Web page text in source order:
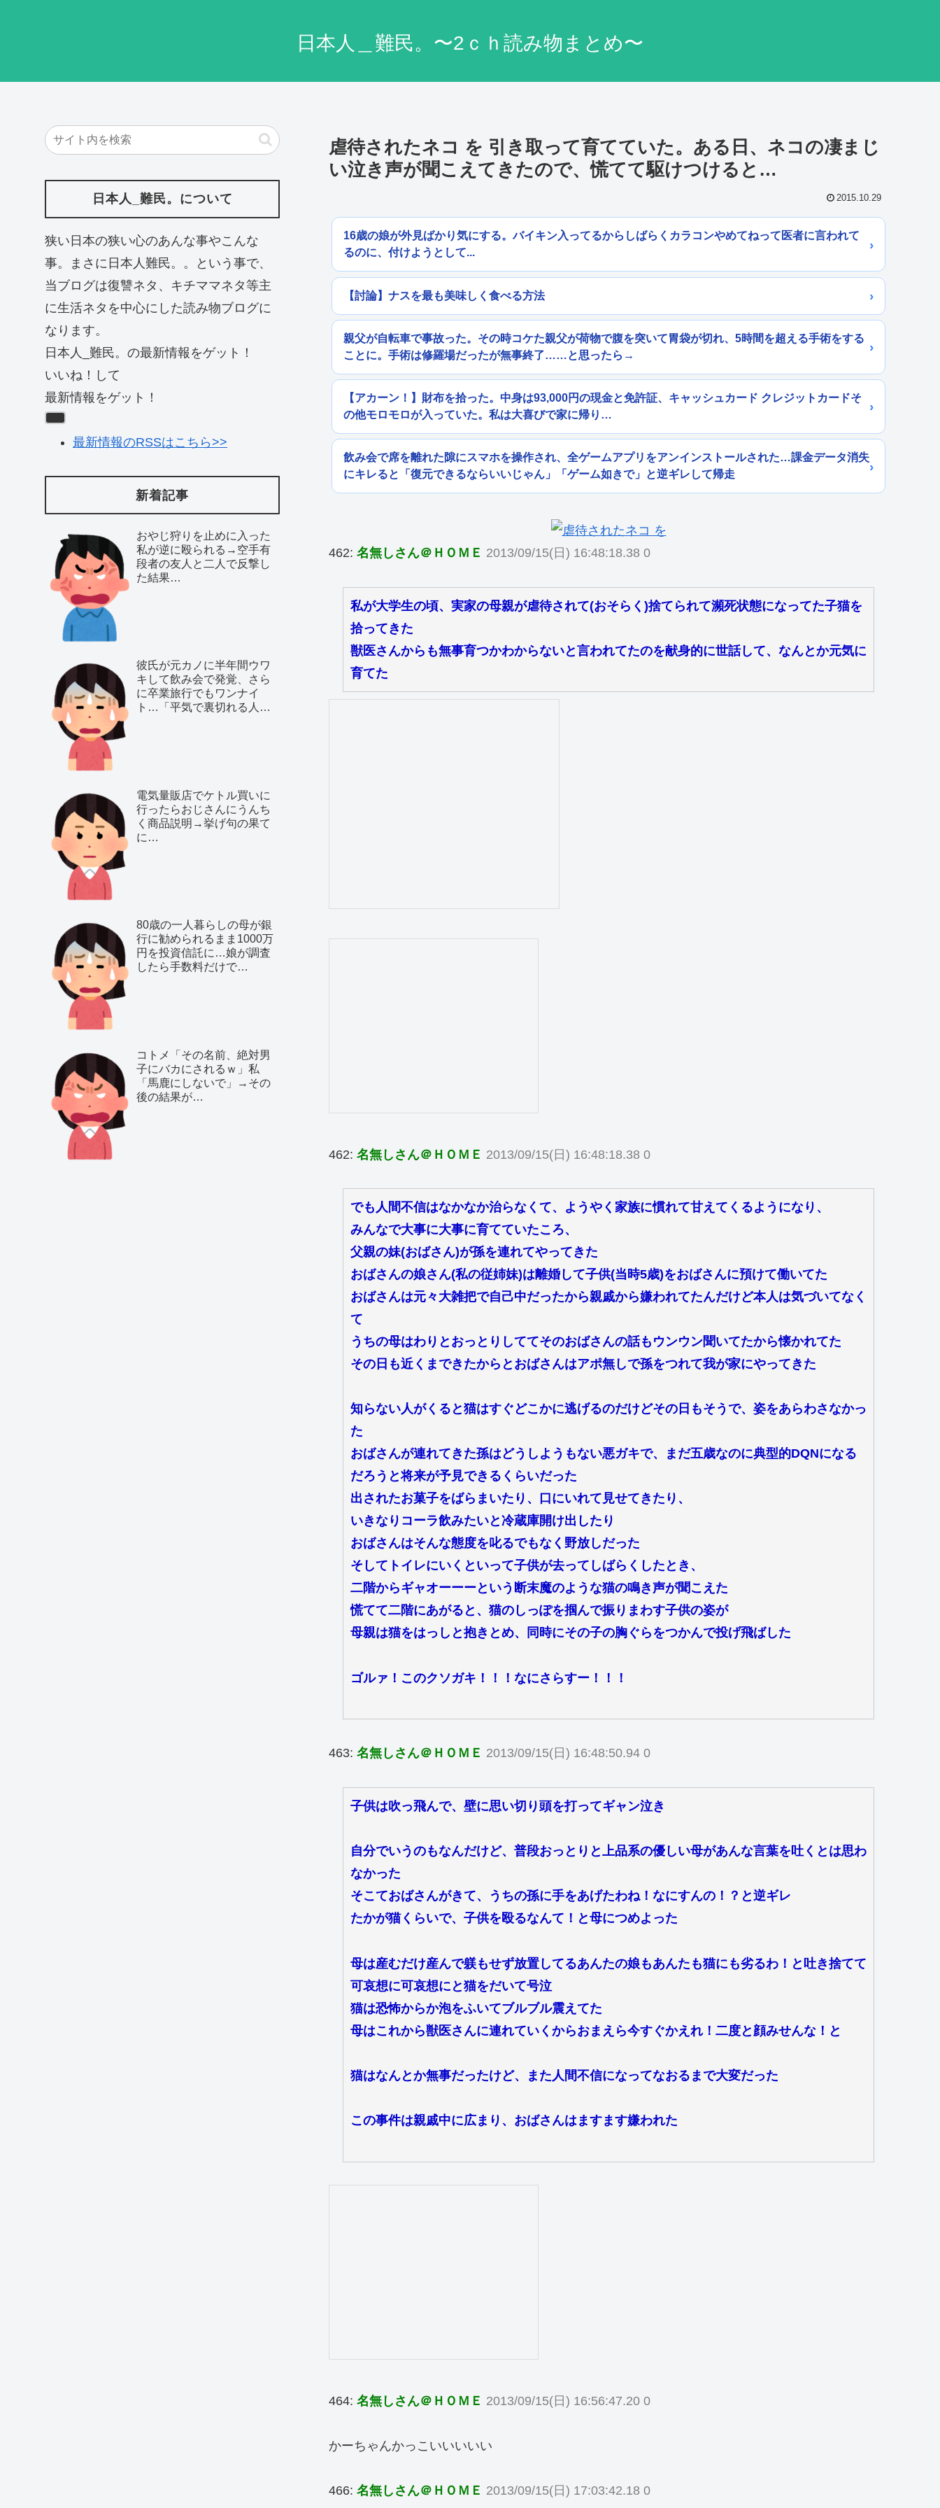
日本人＿難民。〜2ｃｈ読み物まとめ〜
虐待されたネコ を 引き取って育てていた。ある日、ネコの凄まじ
い泣き声が聞こえてきたので、慌てて駆けつけると…
2015.10.29
16歳の娘が外見ばかり気にする。バイキン入ってるからしばらくカラコンやめてねって医者に言われて
るのに、付けようとして...
【討論】ナスを最も美味しく食べる方法
親父が自転車で事故った。その時コケた親父が荷物で腹を突いて胃袋が切れ、5時間を超える手術をする
ことに。手術は修羅場だったが無事終了……と思ったら→
【アカーン！】財布を拾った。中身は93,000円の現金と免許証、キャッシュカード クレジットカードそ
の他モロモロが入っていた。私は大喜びで家に帰り…
飲み会で席を離れた隙にスマホを操作され、全ゲームアプリをアンインストールされた…課金データ消失
にキレると「復元できるならいいじゃん」「ゲーム如きで」と逆ギレして帰走
462: 名無しさん＠ＨＯＭＥ 2013/09/15(日) 16:48:18.38 0
私が大学生の頃、実家の母親が虐待されて(おそらく)捨てられて瀕死状態になってた子猫を
拾ってきた
獣医さんからも無事育つかわからないと言われてたのを献身的に世話して、なんとか元気に
育てた
462: 名無しさん＠ＨＯＭＥ 2013/09/15(日) 16:48:18.38 0
でも人間不信はなかなか治らなくて、ようやく家族に慣れて甘えてくるようになり、
みんなで大事に大事に育てていたころ、
父親の妹(おばさん)が孫を連れてやってきた
おばさんの娘さん(私の従姉妹)は離婚して子供(当時5歳)をおばさんに預けて働いてた
おばさんは元々大雑把で自己中だったから親戚から嫌われてたんだけど本人は気づいてなく
て
うちの母はわりとおっとりしててそのおばさんの話もウンウン聞いてたから懐かれてた
その日も近くまできたからとおばさんはアポ無しで孫をつれて我が家にやってきた
知らない人がくると猫はすぐどこかに逃げるのだけどその日もそうで、姿をあらわさなかっ
た
おばさんが連れてきた孫はどうしようもない悪ガキで、まだ五歳なのに典型的DQNになる
だろうと将来が予見できるくらいだった
出されたお菓子をばらまいたり、口にいれて見せてきたり、
いきなりコーラ飲みたいと冷蔵庫開け出したり
おばさんはそんな態度を叱るでもなく野放しだった
そしてトイレにいくといって子供が去ってしばらくしたとき、
二階からギャオーーーという断末魔のような猫の鳴き声が聞こえた
慌てて二階にあがると、猫のしっぽを掴んで振りまわす子供の姿が
母親は猫をはっしと抱きとめ、同時にその子の胸ぐらをつかんで投げ飛ばした
ゴルァ！このクソガキ！！！なにさらすー！！！
463: 名無しさん＠ＨＯＭＥ 2013/09/15(日) 16:48:50.94 0
子供は吹っ飛んで、壁に思い切り頭を打ってギャン泣き
自分でいうのもなんだけど、普段おっとりと上品系の優しい母があんな言葉を吐くとは思わ
なかった
そこておばさんがきて、うちの孫に手をあげたわね！なにすんの！？と逆ギレ
たかが猫くらいで、子供を殴るなんて！と母につめよった
母は産むだけ産んで躾もせず放置してるあんたの娘もあんたも猫にも劣るわ！と吐き捨てて
可哀想に可哀想にと猫をだいて号泣
猫は恐怖からか泡をふいてブルブル震えてた
母はこれから獣医さんに連れていくからおまえら今すぐかえれ！二度と顔みせんな！と
猫はなんとか無事だったけど、また人間不信になってなおるまで大変だった
この事件は親戚中に広まり、おばさんはますます嫌われた
464: 名無しさん＠ＨＯＭＥ 2013/09/15(日) 16:56:47.20 0
かーちゃんかっこいいいいい
466: 名無しさん＠ＨＯＭＥ 2013/09/15(日) 17:03:42.18 0
日本人_難民。について
狭い日本の狭い心のあんな事やこんな
事。まさに日本人難民。。という事で、
当ブログは復讐ネタ、キチママネタ等主
に生活ネタを中心にした読み物ブログに
なります。
日本人_難民。の最新情報をゲット！
いいね！して
最新情報をゲット！
最新情報のRSSはこちら>>
新着記事
おやじ狩りを止めに入った
私が逆に殴られる→空手有
段者の友人と二人で反撃し
た結果…
彼氏が元カノに半年間ウワ
キして飲み会で発覚、さら
に卒業旅行でもワンナイ
ト…「平気で裏切れる人種
電気量販店でケトル買いに
行ったらおじさんにうんち
く商品説明→挙げ句の果て
に…
80歳の一人暮らしの母が銀
行に勧められるまま1000万
円を投資信託に…娘が調査
したら手数料だけで…
コトメ「その名前、絶対男
子にバカにされるｗ」私
「馬鹿にしないで」→その
後の結果が…